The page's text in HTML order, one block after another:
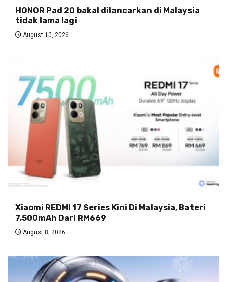
HONOR Pad 20 bakal dilancarkan di Malaysia
tidak lama lagi
August 10, 2026
Xiaomi REDMI 17 Series Kini Di Malaysia, Bateri
7,500mAh Dari RM669
August 8, 2026